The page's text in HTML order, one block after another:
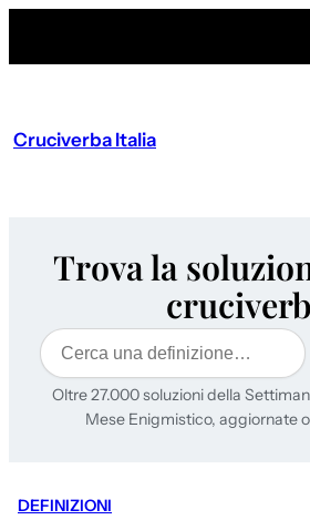
Cruciverba Italia
Trova la
Cerca
Oltre 27.000 soluzioni della
Mese Enigmistico, aggiornate
DEFINIZIONI